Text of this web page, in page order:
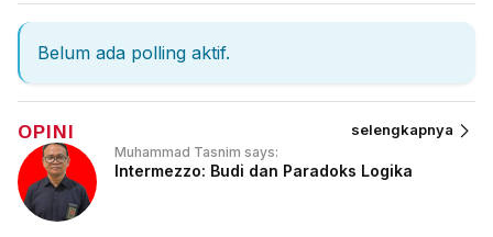
Belum ada polling aktif.
OPINI selengkapnya
Muhammad Tasnim says:
Intermezzo: Budi dan Paradoks Logika